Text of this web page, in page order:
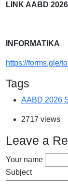
LINK AABD 2026
INFORMATIKA
https://forms.gle/
Tags
AABD 2026
2717 views
Leave a
Your name
Subject